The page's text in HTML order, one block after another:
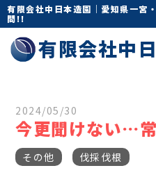
有限会社中日本造園｜愛知県一宮
問!!
有限会社中
2024/05/30
今更聞けない…
その他 伐採伐根